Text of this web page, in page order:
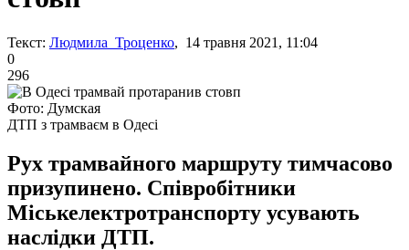
Текст: Людмила Троценко, 14 травня 2021, 11:04
0
296
Фото: Думская
ДТП з трамваєм в Одесі
Рух трамвайного маршруту тимчасово
призупинено. Співробітники
Міськелектротранспорту усувають
наслідки ДТП.